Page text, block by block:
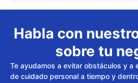
Habla con
sobre tu
Te ayudamos a evitar obstáculos y a
de cuidado personal a tiempo y